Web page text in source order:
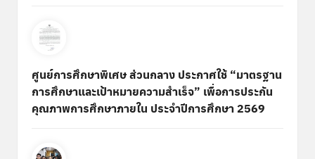
ศูนย์การศึกษาพิเศษ ส่วนกลาง ประกาศใช้ “มาตรฐาน
การศึกษาและเป้าหมายความสำเร็จ” เพื่อการประกัน
คุณภาพการศึกษาภายใน ประจำปีการศึกษา 2569